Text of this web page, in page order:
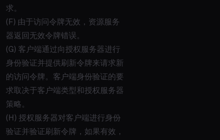
求。
(F) 由于访问令牌无效，资源服务
器返回无效令牌错误。
(G) 客户端通过向授权服务器进行
身份验证并提供刷新令牌来请求新
的访问令牌。客户端身份验证的要
求取决于客户端类型和授权服务器
策略。
(H) 授权服务器对客户端进行身份
验证并验证刷新令牌，如果有效，